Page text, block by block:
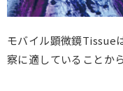
モバイル顕微鏡Tissue
察に適していることか